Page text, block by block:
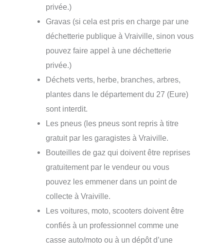
privée.)
Gravas (si cela est pris en charge par une
déchetterie publique à Vraiville, sinon vous
pouvez faire appel à une déchetterie
privée.)
Déchets verts, herbe, branches, arbres,
plantes dans le département du 27 (Eure)
sont interdit.
Les pneus (les pneus sont repris à titre
gratuit par les garagistes à Vraiville.
Bouteilles de gaz qui doivent être reprises
gratuitement par le vendeur ou vous
pouvez les emmener dans un point de
collecte à Vraiville.
Les voitures, moto, scooters doivent être
confiés à un professionnel comme une
casse auto/moto ou à un dépôt d’une